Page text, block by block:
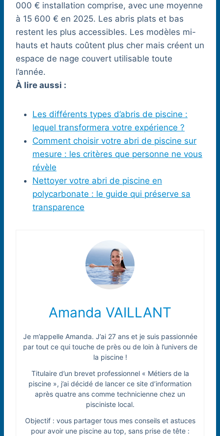
000 € installation comprise, avec une moyenne
à 15 600 € en 2025. Les abris plats et bas
restent les plus accessibles. Les modèles mi-
hauts et hauts coûtent plus cher mais créent un
espace de nage couvert utilisable toute
l’année.
À lire aussi :
Les différents types d’abris de piscine :
lequel transformera votre expérience ?
Comment choisir votre abri de piscine sur
mesure : les critères que personne ne vous
révèle
Nettoyer votre abri de piscine en
polycarbonate : le guide qui préserve sa
transparence
Amanda VAILLANT
Je m’appelle Amanda. J’ai 27 ans et je suis passionnée
par tout ce qui touche de près ou de loin à l’univers de
la piscine !
Titulaire d’un brevet professionnel « Métiers de la
piscine », j’ai décidé de lancer ce site d’information
après quatre ans comme technicienne chez un
pisciniste local.
Objectif : vous partager tous mes conseils et astuces
pour avoir une piscine au top, sans prise de tête :